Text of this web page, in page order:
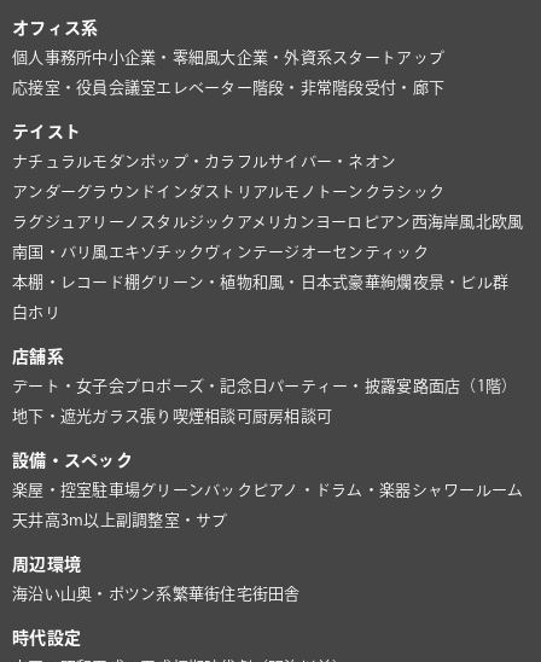
オフィス系
個人事務所中小企業・零細風大企業・外資系スタートアップ
応接室・役員会議室 エレベーター 階段・非常階段受付・廊下
テイスト
ナチュラルモダンポップ・カラフルサイバー・ネオン
アンダーグラウンド インダストリアルモノトーン クラシック
ラグジュアリー ノスタルジック アメリカン ヨーロピアン 西海岸風北欧風
南国・バリ風 エキゾチック ヴィンテージ オーセンティック
本棚・レコード棚グリーン・植物和風・日本式豪華絢爛夜景・ビル群
白ホリ
店舗系
デート・女子会プロポーズ・記念日 パーティー・披露宴路面店（1階）
地下・遮光ガラス張り 喫煙相談可 厨房相談可
設備・スペック
楽屋・控室駐車場グリーンバック ピアノ・ドラム・楽器シャワールーム
天井高3m以上副調整室・サブ
周辺環境
海沿い山奥・ポツン系繁華街住宅街田舎
時代設定